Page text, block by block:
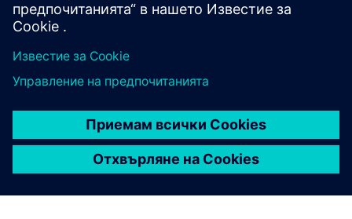
Научете повече